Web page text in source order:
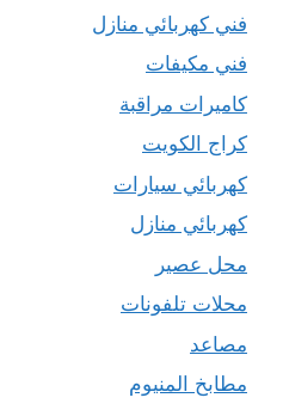
فني كهربائي منازل
فني مكيفات
كاميرات مراقبة
كراج الكويت
كهربائي سيارات
كهربائي منازل
محل عصير
محلات تلفونات
مصاعد
مطابخ المنيوم